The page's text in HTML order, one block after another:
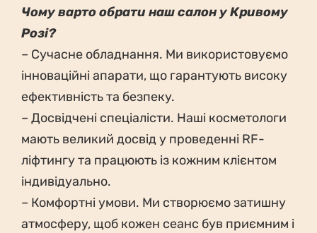
Чому варто обрати наш салон у Кривому
Розі?
– Сучасне обладнання. Ми використовуємо
інноваційні апарати, що гарантують високу
ефективність та безпеку.
– Досвідчені спеціалісти. Наші косметологи
мають великий досвід у проведенні RF-
ліфтингу та працюють із кожним клієнтом
індивідуально.
– Комфортні умови. Ми створюємо затишну
атмосферу, щоб кожен сеанс був приємним і